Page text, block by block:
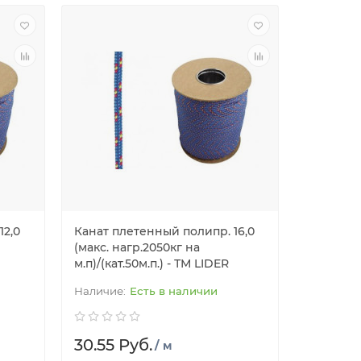
Канат плетенный полипр. 16,0
(макс. нагр.2050кг на
м.п)/(кат.50м.п.) - ТМ LIDER
Есть в наличии
30.55 Руб./ м